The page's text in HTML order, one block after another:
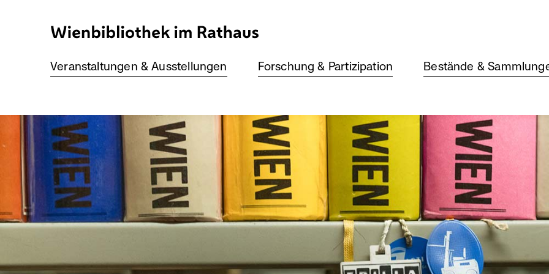
Veranstaltungen & Ausstellungen Forschung & Partizipation Bestände &